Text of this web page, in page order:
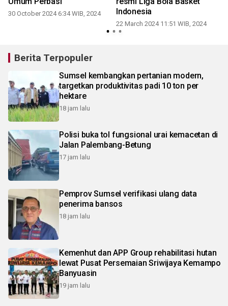
30 October 2024 6:34 WIB, 2024
Indonesia
22 March 2024 11:51 WIB, 2024
Berita Terpopuler
Sumsel kembangkan pertanian modern,
targetkan produktivitas padi 10 ton per
hektare
18 jam lalu
Polisi buka tol fungsional urai kemacetan di
Jalan Palembang-Betung
17 jam lalu
Pemprov Sumsel verifikasi ulang data
penerima bansos
18 jam lalu
Kemenhut dan APP Group rehabilitasi hutan
lewat Pusat Persemaian Sriwijaya Kemampo
Banyuasin
19 jam lalu